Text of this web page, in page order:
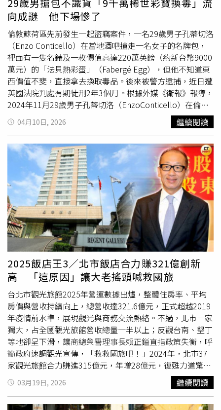
主題「沖繩假期‧海味盛宴」，享沖繩黑糖味噌滷豚肉、松
葉蟹蝦湯拉麵、酥炸鮑魚海鮮天婦羅、蒸烤牡蠣吃到飽。
（圖／六福旅遊集團提供）台北六福萬怡酒店敘日全日餐廳
則於午、晚餐時段推出「沖繩假期‧海味盛宴」主題料理，
以沖繩飲食文化為核心，精選多道代表性美饌，包含口感清
爽、海味鮮明的「海葡萄章魚沙拉」、展現南島異國氣息的
「南島風和牛塔可飯」、以黑糖與味噌慢火燉煮的「沖繩黑
糖味噌滷豚肉」、沖繩章魚大阪燒、沖繩風味苦瓜香煎豬梅
花、沖繩握壽司與手卷等菜色，以及沖繩代表啤酒「Orion
生啤酒」，共計數十道沖繩美饌及特色飲品。除了主題料
理，敘日本季亦推出三道招牌現點現做料理：松葉蟹蝦湯拉
麵、酥炸鮑魚海鮮天婦羅及現煎干貝搭野菇和風煮，呈現最
即時的極致美味。同時加碼規劃「風味泰國蝦無限暢享專
區」，集結經典椒鹽、奶油檸檬與綠咖哩三款主廚秘製口
味。假日餐檯則再加碼香箱蟹、蒸烤牡蠣、勃根地紅酒燉牛
舌、桂釀包種鴨胸、松露甜蝦茶碗蒸等多道限定料理，邀請
民眾吃個過癮。此外，4月起午晚餐單筆消費滿3,000元即可
參加抽獎，獎項包括沖繩來回機票、沖繩麗星郵輪雙人遊及
KKday 500元折扣券。並祭出下午茶第二位半價優惠，最適
合與閨蜜好友來場午後饗宴。日本各地陸續迎來一年一度的
櫻花盛會，The Ukai Taipei把這場盛典化作餐桌上最動人的
景色，秉承日式款待精神，推出期間限定「花見物語」春夏
重箱下午茶，從視覺到風味，每一口都喚起春天的柔軟與輕
盈。本次的午後饗宴以櫻花盛開景象為主軸，帶來創意的甜
鹹搭配新體驗，主題甜點「巧克力櫻花樹」以法芙娜巧克力
精緻塑形，搭配櫻花蛋糕的柔和香氣，帶出賞櫻的浪漫情
懷。其中最為吸睛的還有「繡球堅果塔」，因應繡球花季
節，以堅果與杏仁餡為基底，搭配晶瑩剔透的日本琥珀糖點
綴，映襯出繡球花的立體與細膩，為整體甜點盤增添視覺亮
點與層次。鹹食同樣細膩鋪陳，點心坊主廚特別以「和牛御
飯糰」及「波士頓龍蝦堡」海陸搭配的形式，展現食材之間
的層次對話與風味平衡。「花見物語」春夏重箱下午茶以頂
級法芙娜巧克力手工打造的「巧克力櫻花樹」，彷彿置身櫻
花樹下，感受花瓣輕落的愜意片刻。（圖／The Ukai Taipei
向成謎 他下場慘了
倫敦蘇荷區先前發生一起盜竊案件，一名29歲男子孔蒂切洛
（Enzo Conticello）在當地酒吧搶走一名女子的名牌包，
裡面有一隻名錶及一枚價值高達220萬英鎊（約新台幣9000
萬元）的「法貝熱彩蛋」（Fabergé Egg），但他不知道東
西價值不斐，直接拿去換取毒品。後來被警方逮捕，近日遭
英國法院判處有期徒刑2年3個月。根據外媒《衛報》報導，
2024年11月29歲男子孔蒂切洛（EnzoConticello）在倫敦
知名酒吧「Dog and Duck」的戶外吸菸區，趁被害女子道
森（Rosie Dawson）不注意時，搶走放在她腳邊的紀梵希
（Givenchy）手提包。道森的包內除了私人證件和3C用
品，還有道森任職的精品公司委託她保管的法貝熱鑲嵌祖母
綠珠寶蛋與名牌腕錶組。法院審理指出，那套「法貝熱彩
蛋」全球僅存7套，價值介於150萬英鎊至220萬英鎊之間，
過去曾在拍賣會上以220萬英鎊（約新台幣9000萬元）的高
價被買走。然而孔蒂切洛在得手後並不清楚寶物的價值，隨
即將整袋皮包轉手交給藥頭以換取古柯鹼，導致這件稀世珠
寶至今下落不明。被害女子公司的保險公司事後已賠付約
10.6萬英鎊（約新台幣430萬元），但仍與珠寶本身的估價
相差甚大。被告孔蒂切洛的律師在庭上辯稱，他原是一 名廚
師，因新冠疫情失業後陷入毒癮，當晚行竊純屬「機會主
義」且並非預謀盜取珠寶，目前已對其行為感到悔悟。警方
則表示，由於孔蒂切洛在案發後數分鐘內，便前往附近商店
嘗試盜刷受害者的銀行卡，這項舉動成為警方鎖定其身分並
成功破案的關鍵證據。法官最終裁定，孔蒂切洛犯下竊盜及
詐欺等罪，判處有期徒刑2年3個月；法官說明，儘管被告未
必知曉珠寶的真實身價，但此舉已對被害者道森造成巨大的
心理壓力和恐慌。考量到被告無力支付巨額賠償金，檢方未
提出沒收財產申請，孔蒂切洛預計將在服刑期滿一半後獲得
假釋。
04月10日, 2026 繼續閱讀
2025飯店王3／北市飯店合力賺321億創新
高 「這原因」讓大老搖頭喊救國旅
台北市觀光旅館2025年營運數據出爐，整體住房率、平均
房價與營收持續向上，總營收達321.6億元，正式超越2019
年疫情前水準，展現觀光與商務交流熱絡。不過，北市一家
獨大，占全國觀光旅館營收總量一半以上；反觀台南、墾丁
等地卻呈下滑，讓商總榮譽理事長賴正鎰直指政策失衡，呼
籲政府速調觀光宣傳，「救救國旅吧！」2024年，北市37
家觀光旅館合力賺進315億元，年增28億元，復甦力道驚
人；2025年家數減至36家，住房率從69%升至73%，平均
房價增89元至5,178元，總營收再增6.5億元，來到321.6億
元。台北晶華全年營收提升近2億元，以35.6億元再度封
03月19日, 2026 繼續閱讀